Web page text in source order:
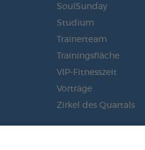
SoulSunday
Studium
Trainerteam
Trainingsfläche
VIP-Fitnesszeit
Vorträge
Zirkel des Quartals